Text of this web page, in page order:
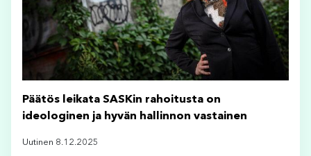
Päätös leikata SASKin rahoitusta on
ideologinen ja hyvän hallinnon vastainen
Uutinen 8.12.2025